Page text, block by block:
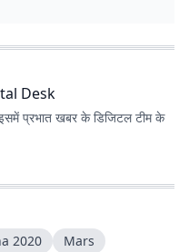
Desk
प्रभात खबर के डिजिटल टीम के
2020
Mars